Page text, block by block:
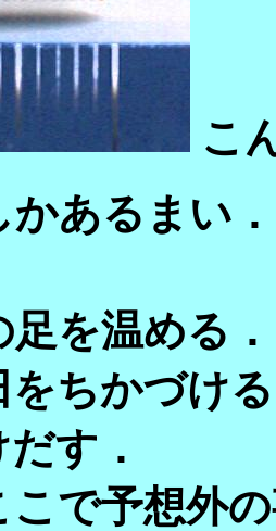
こ
かあるまい
を温める．
をちかづけ
す．
こで予想外